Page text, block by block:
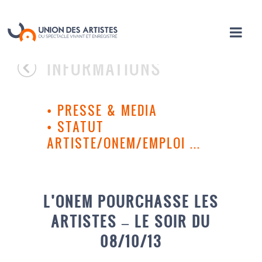
INFORMATIONS
• PRESSE & MEDIA
• STATUT
ARTISTE/ONEM/EMPLOI ...
L’ONEM POURCHASSE LES
ARTISTES – LE SOIR DU
08/10/13